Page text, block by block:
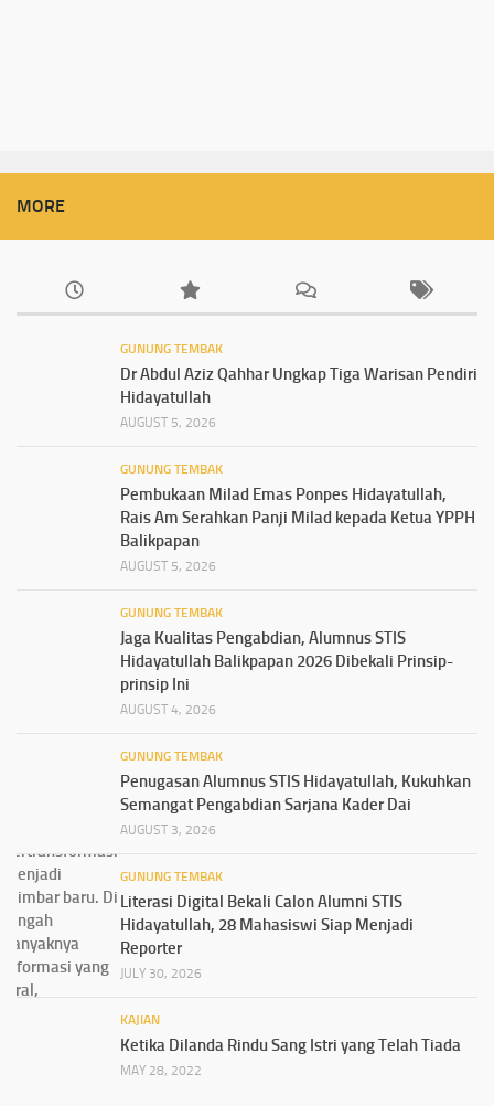
MORE
GUNUNG TEMBAK
Dr Abdul Aziz Qahhar Ungkap Tiga Warisan Pendiri
Hidayatullah
AUGUST 5, 2026
GUNUNG TEMBAK
Pembukaan Milad Emas Ponpes Hidayatullah,
Rais Am Serahkan Panji Milad kepada Ketua YPPH
Balikpapan
AUGUST 5, 2026
GUNUNG TEMBAK
Jaga Kualitas Pengabdian, Alumnus STIS
Hidayatullah Balikpapan 2026 Dibekali Prinsip-
prinsip Ini
AUGUST 4, 2026
GUNUNG TEMBAK
Penugasan Alumnus STIS Hidayatullah, Kukuhkan
Semangat Pengabdian Sarjana Kader Dai
AUGUST 3, 2026
GUNUNG TEMBAK
Literasi Digital Bekali Calon Alumni STIS
Hidayatullah, 28 Mahasiswi Siap Menjadi
Reporter
JULY 30, 2026
KAJIAN
Ketika Dilanda Rindu Sang Istri yang Telah Tiada
MAY 28, 2022